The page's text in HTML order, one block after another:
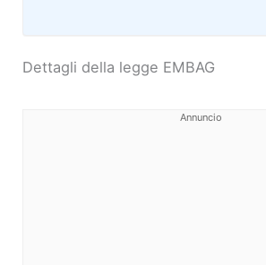
Dettagli della legge EMBAG
Annuncio